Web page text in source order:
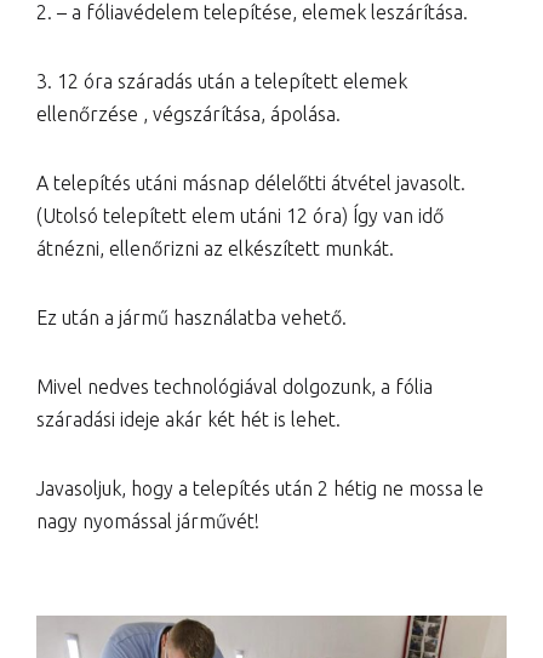
2. – a fóliavédelem telepítése, elemek leszárítása.
3. 12 óra száradás után a telepített elemek
ellenőrzése , végszárítása, ápolása.
A telepítés utáni másnap délelőtti átvétel javasolt.
(Utolsó telepített elem utáni 12 óra) Így van idő
átnézni, ellenőrizni az elkészített munkát.
Ez után a jármű használatba vehető.
Mivel nedves technológiával dolgozunk, a fólia
száradási ideje akár két hét is lehet.
Javasoljuk, hogy a telepítés után 2 hétig ne mossa le
nagy nyomással járművét!